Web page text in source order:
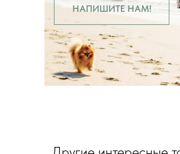
НАПИШИТЕ НАМ!